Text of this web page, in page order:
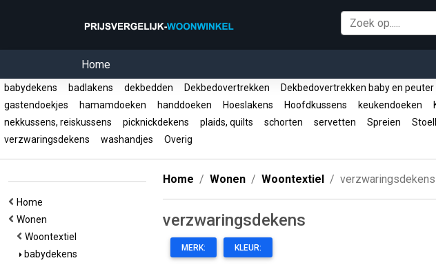
Home
babydekens badlakens dekbedden Dekbedovertrekken Dekbedovertrekken baby en peuter
gastendoekjes
hamamdoeken handdoeken Hoeslakens Hoofdkussens keukendoeken
nekkussens, reiskussens
picknickdekens plaids, quilts schorten servetten Spreien
verzwaringsdekens
washandjes Overig
Home
Wonen
Woontextiel
babydekens
Home Wonen Woontextiel verzwaringsdekens
verzwaringsdekens
MERK: KLEUR: